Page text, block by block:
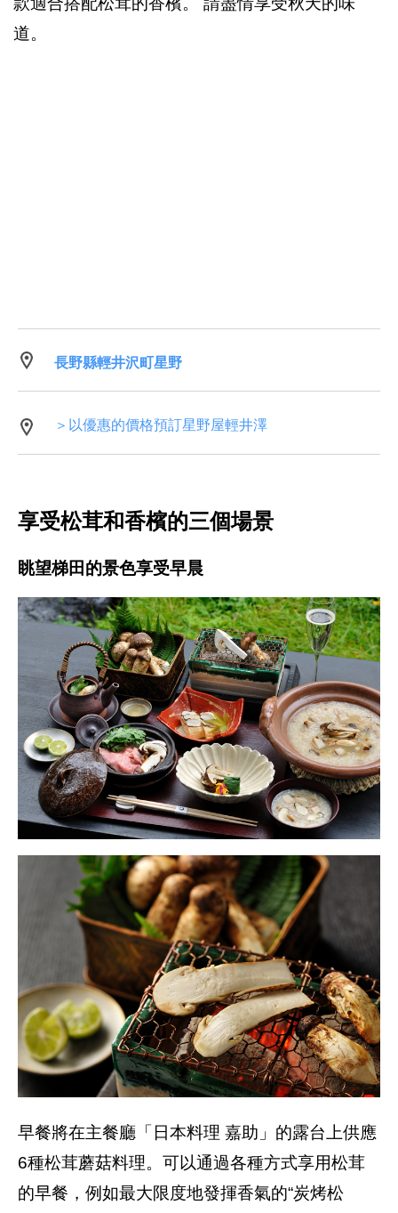
道。
長野縣輕井沢町星野
＞以優惠的價格預訂星野屋輕井澤
享受松茸和香檳的三個場景
眺望梯田的景色享受早晨
早餐將在主餐廳「日本料理 嘉助」的露台上供應
6種松茸蘑菇料理。可以通過各種方式享用松茸
的早餐，例如最大限度地發揮香氣的“炭烤松